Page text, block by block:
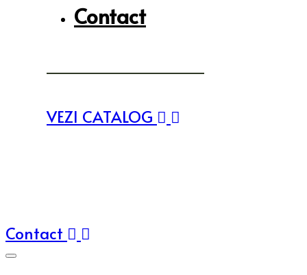
Contact
VEZI CATALOG
Contact